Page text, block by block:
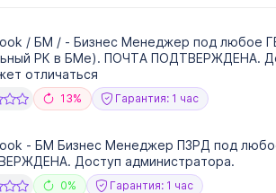
/ БМ / - Бизнес Менеджер под любое
РК в БМе). ПОЧТА ПОДТВЕРЖДЕНА.
отличаться
13% Гарантия: 1 час
- БМ Бизнес Менеджер ПЗРД под
Доступ администратора.
0% Гарантия: 1 час